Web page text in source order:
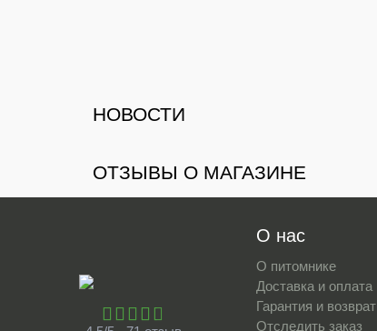
НОВОСТИ
ОТЗЫВЫ О МАГАЗИНЕ
О нас
О питомнике
Доставка и оплата
Гарантия и возврат
Отследить заказ